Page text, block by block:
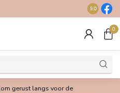
Gratis
9.0
0
gerust langs voor de